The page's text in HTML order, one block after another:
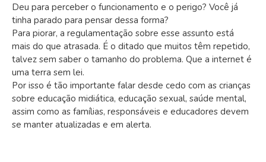
Deu para perceber o funcionamento e o perigo? Você já
tinha parado para pensar dessa forma?
Para piorar, a regulamentação sobre esse assunto está
mais do que atrasada. É o ditado que muitos têm repetido,
talvez sem saber o tamanho do problema. Que a internet é
uma terra sem lei.
Por isso é tão importante falar desde cedo com as crianças
sobre educação midiática, educação sexual, saúde mental,
assim como as famílias, responsáveis e educadores devem
se manter atualizadas e em alerta.